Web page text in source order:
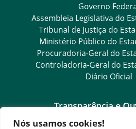
Nós usamos cookies!
Governo
Assembleia Legislativa do
Tribunal de Justiça do
Ministério Público do
Procuradoria-Geral do
Controladoria-Geral do
Diário Oficial
Transparência e